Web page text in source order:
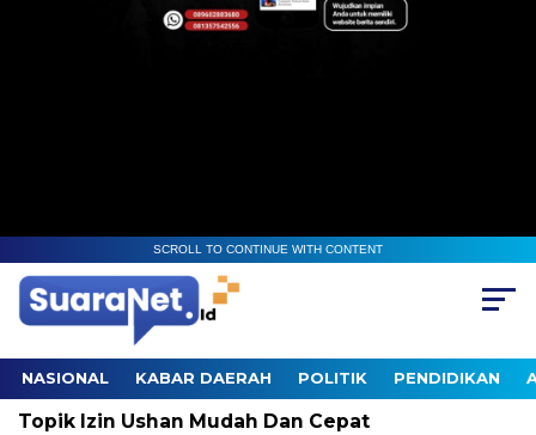
SCROLL TO CONTINUE WITH CONTENT
NASIONAL KABAR DAERAH POLITIK PENDIDIKAN
Topik Izin Ushan Mudah Dan Cepat